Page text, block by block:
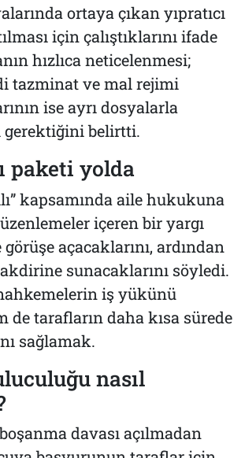
ortaya çıkan yıpratıcı
için çalıştıklarını ifade
hızlıca neticelenmesi;
tazminat ve mal rejimi
ise ayrı dosyalarla
gerektiğini belirtti.
paketi yolda
kapsamında aile hukukuna
içeren bir yargı
açacaklarını, ardından
sunacaklarını söyledi.
iş yükünü
de tarafların daha kısa sürede
sağlamak.
nasıl
davası açılmadan